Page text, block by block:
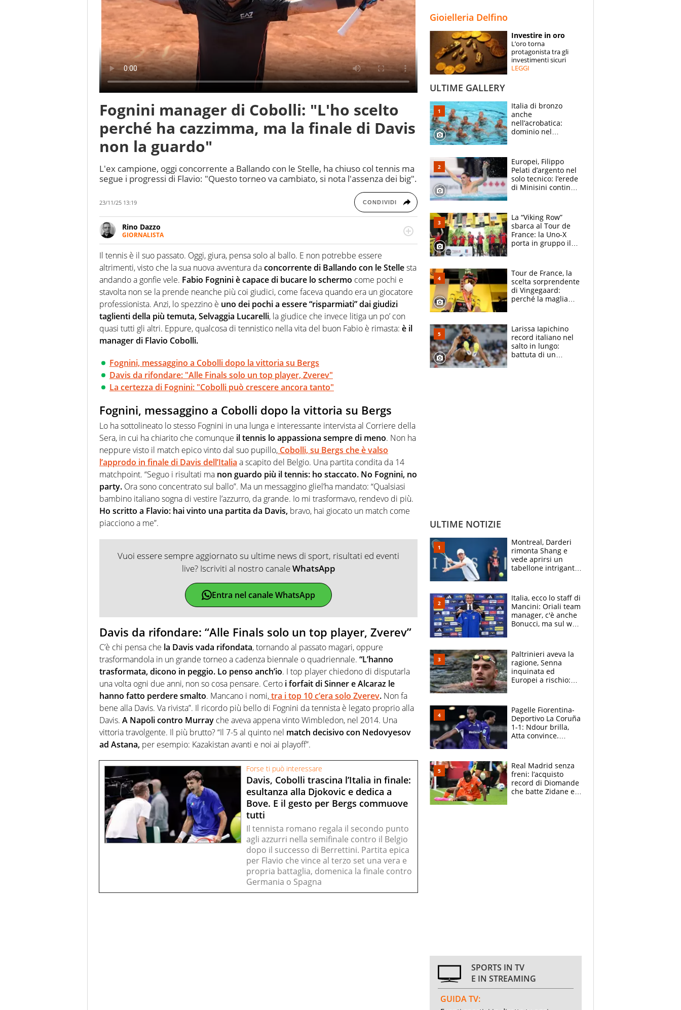
ESPERTI
CONTATTI
Fognini manager di Cobolli: "L'ho scelto
perché ha cazzimma, ma la finale di Davis
non la guardo"
L'ex campione, oggi concorrente a Ballando con le Stelle, ha chiuso col tennis ma
segue i progressi di Flavio: "Questo torneo va cambiato, si nota l'assenza dei big".
23/11/25 13:19 CONDIVIDI
Rino Dazzo
GIORNALISTA
Se mai ci fosse modo di traslare il glossario del calcio in una nicchia di esperti, lui ne
farebbe parte. Non si perde una svista arbitrale né gli umori social del mondo delle
curve
Il tennis è il suo passato. Oggi, giura, pensa solo al ballo. E non potrebbe essere
altrimenti, visto che la sua nuova avventura daconcorrente di Ballando con le Stellesta
andando a gonfie vele. Fabio Fognini è capace di bucare lo schermo come pochi e
stavolta non se la prende neanche più coi giudici, come faceva quando era un giocatore
professionista. Anzi, lo spezzino è uno dei pochi a essere “risparmiati” dai giudizi
taglienti della più temuta, Selvaggia Lucarelli, la giudice che invece litiga un po’ con
quasi tutti gli altri. Eppure, qualcosa di tennistico nella vita del buon Fabio è rimasta: è il
manager di Flavio Cobolli.
Fognini, messaggino a Cobolli dopo la vittoria su Bergs
Davis da rifondare: "Alle Finals solo un top player, Zverev"
La certezza di Fognini: "Cobolli può crescere ancora tanto"
Fognini, messaggino a Cobolli dopo la vittoria su Bergs
Lo ha sottolineato lo stesso Fognini in una lunga e interessante intervista al Corriere della
Sera, in cui ha chiarito che comunque il tennis lo appassiona sempre di meno. Non ha
neppure visto il match epico vinto dal suo pupillo, Cobolli, su Bergs che è valso
l’approdo in finale di Davis dell’Italia a scapito del Belgio. Una partita condita da 14
matchpoint. “Seguo i risultati ma non guardo più il tennis: ho staccato. No Fognini, no
party. Ora sono concentrato sul ballo”. Ma un messaggino gliel’ha mandato: “Qualsiasi
bambino italiano sogna di vestire l’azzurro, da grande. Io mi trasformavo, rendevo di più.
Ho scritto a Flavio: hai vinto una partita da Davis, bravo, hai giocato un match come
piacciono a me”.
Vuoi essere sempre aggiornato su ultime news di sport, risultati ed eventi
live? Iscriviti al nostro canaleWhatsApp
Entra nel canale WhatsApp
Davis da rifondare: “Alle Finals solo un top player, Zverev”
C’è chi pensa che la Davis vada rifondata, tornando al passato magari, oppure
trasformandola in un grande torneo a cadenza biennale o quadriennale. “L’hanno
trasformata, dicono in peggio. Lo penso anch’io. I top player chiedono di disputarla
una volta ogni due anni, non so cosa pensare. Certo i forfait di Sinner e Alcaraz le
hanno fatto perdere smalto. Mancano i nomi,tra i top 10 c’era solo Zverev. Non fa
bene alla Davis. Va rivista”. Il ricordo più bello di Fognini da tennista è legato proprio alla
Davis. A Napoli contro Murray che aveva appena vinto Wimbledon, nel 2014. Una
vittoria travolgente. Il più brutto? “Il 7-5 al quinto nel match decisivo con Nedovyesov
ad Astana, per esempio: Kazakistan avanti e noi ai playoff”.
Forse ti può interessare
Davis, Cobolli trascina l’Italia in finale:
esultanza alla Djokovic e dedica a
Bove. E il gesto per Bergs commuove
tutti
Il tennista romano regala il secondo punto
agli azzurri nella semifinale contro il Belgio
dopo il successo di Berrettini. Partita epica
per Flavio che vince al terzo set una vera e
propria battaglia, domenica la finale contro
Germania o Spagna
Gioielleria Delfino
Investire in oro
L’oro torna
protagonista tra gli
investimenti sicuri
LEGGI
ULTIME GALLERY
Italia di bronzo
anche
nell’acrobatica:
dominio nel
e compagni
continuare
Europei, Filippo
Pelati d’argento nel
solo tecnico: l’erede
di Minisini continua
mirino
La “Viking Row”
sbarca al Tour de
France: la Uno-X
porta in gruppo il
compagni
Tour de France, la
scelta sorprendente
di Vingegaard:
perché la maglia
rischio da evitare
Larissa Iapichino
record italiano nel
salto in lungo:
battuta di un
ULTIME NOTIZIE
Montreal, Darderi
rimonta Shang e
vede aprirsi un
tabellone intrigante:
felice del mio livello"
Italia, ecco lo staff di
Mancini: Oriali team
manager, c'è anche
Bonucci, ma sul web
Paltrinieri aveva la
ragione, Senna
inquinata ed
Europei a rischio:
adesso
Pagelle Fiorentina-
Deportivo La Coruña
1-1: Ndour brilla,
Atta convince.
Real Madrid senza
freni: l’acquisto
record di Diomande
che batte Zidane e
SPORTS IN TV
E IN STREAMING
GUIDA TV: